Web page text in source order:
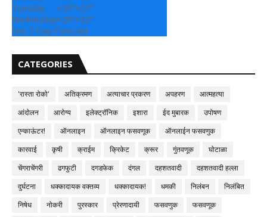
Tuesday
+29°+21°
Wednesday+29°+22°
See 7-Day Forecast
CATEGORIES
'रास्ता रोको' अतिक्रमण अत्याचार प्रकरण अपहरण
आत्महत्या
आंदोलन
आरोग्य इलेक्ट्रॉनिक इशारा ईद मुबारक
उपोषण
एन्काऊंटर!
ऑनलाइन ऑनलाइन फसवणूक
ऑनलाईन फसवणुक
कारवाई
कृषी क्राईम क्रिकेट क्रूर गुंतवणूक
घोटाळा
चेंगराचेंगरी
ढगफुटी दगडफेक दंगल दहशतवादी
दहशतवादी हल्ला
दुर्घटना
धक्कादायक वक्तव्य धक्कादायक! धमकी निलंबन
निलंबित
निषेध
नोकरी पुरस्कार प्रेरणादायी फसवणुक
फसवणूक